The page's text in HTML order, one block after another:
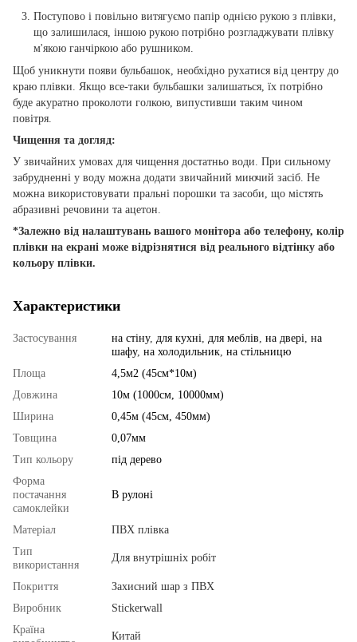
Поступово і повільно витягуємо папір однією рукою з плівки,
що залишилася, іншою рукою потрібно розгладжувати плівку
м'якою ганчіркою або рушником.
Щоб уникнути появи бульбашок, необхідно рухатися від центру до
краю плівки. Якщо все-таки бульбашки залишаться, їх потрібно
буде акуратно проколоти голкою, випустивши таким чином
повітря.
Чищення та догляд:
У звичайних умовах для чищення достатньо води. При сильному
забрудненні у воду можна додати звичайний миючий засіб. Не
можна використовувати пральні порошки та засоби, що містять
абразивні речовини та ацетон.
*Залежно від налаштувань вашого монітора або телефону, колір
плівки на екрані може відрізнятися від реального відтінку або
кольору плівки.
Характеристики
Застосування на стіну, для кухні, для меблів, на двері, на
шафу, на холодильник, на стільницю
Площа
4,5м2 (45см*10м)
Довжина
10м (1000см, 10000мм)
Ширина
0,45м (45см, 450мм)
Товщина
0,07мм
Тип кольору
під дерево
Форма
постачання
самоклейки
В рулоні
Матеріал
ПВХ плівка
Тип
використання
Для внутрішніх робіт
Покриття
Захисний шар з ПВХ
Виробник
Stickerwall
Країна
Китай